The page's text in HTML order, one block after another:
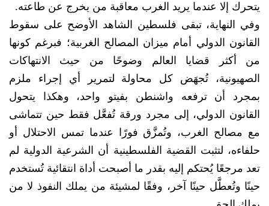
يتحرك إلا عندما يريد الغرب معاقبة من يخرج عن طاعته.
وفي النهاية، تبقى فلسطين الشاهد الأوضح على سقوط
القانون الدولي أمام ميزان المصالح الغربية؛ فبرغم كونها
من أكثر قضايا العالم وضوحًا من حيث الانتهاكات
الصهيونية، تُجهَض كل محاولة لتمرير أي إجراء ملزم
بمجرد أن ترفعه واشنطن بفيتو واحد، وهكذا يتحول
القانون الدولي، إلى مجرد ورقة تُفعَّل فقط حين تتماشى
مع مصالح الغرب، وتُمزَّق فورًا عندما تمس الاحتلال أو
حلفاءه، لتثبت القضية الفلسطينية أن الشرعية الدولية لم
تعد مرجعًا يُحتكم إليه بقدر ما أصبحت أداة انتقائية تُستخدم
حينًا وتُعطَّل حينًا آخر، وفقًا لمشيئة من يملك النفوذ لا من